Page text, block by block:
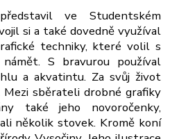
ve Studentském
si a také dovedně využíval
techniky, které volil s
S bravurou používal
a akvatintu. Za svůj život
sběrateli drobné grafiky
také jeho novoročenky,
několik stovek. Kromě koní